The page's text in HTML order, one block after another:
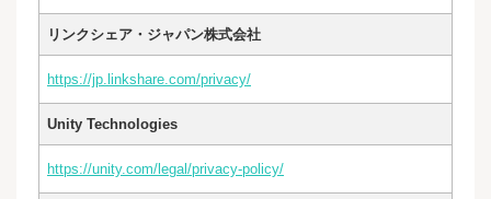
リンクシェア・ジャパン株式会社
https://jp.linkshare.com/privacy/
Unity Technologies
https://unity.com/legal/privacy-policy/